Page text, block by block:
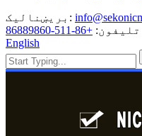
بریښنالیک:
تلیفون: +86-511-86889860
English